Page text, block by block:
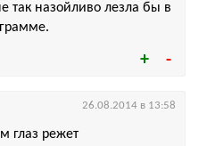
так назойливо лезла бы в
глаз режет
26.08.2014 в 13:58